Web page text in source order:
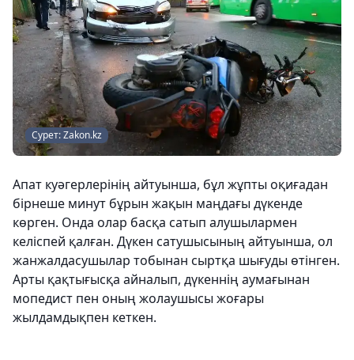
Сурет: Zakon.kz
Апат куәгерлерінің айтуынша, бұл жұпты оқиғадан
бірнеше минут бұрын жақын маңдағы дүкенде
көрген. Онда олар басқа сатып алушылармен
келіспей қалған. Дүкен сатушысының айтуынша, ол
жанжалдасушылар тобынан сыртқа шығуды өтінген.
Арты қақтығысқа айналып, дүкеннің аумағынан
мопедист пен оның жолаушысы жоғары
жылдамдықпен кеткен.